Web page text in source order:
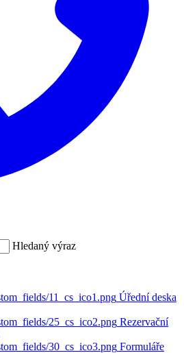
Hledaný výraz
Úřední deska
Rezervační
Formuláře